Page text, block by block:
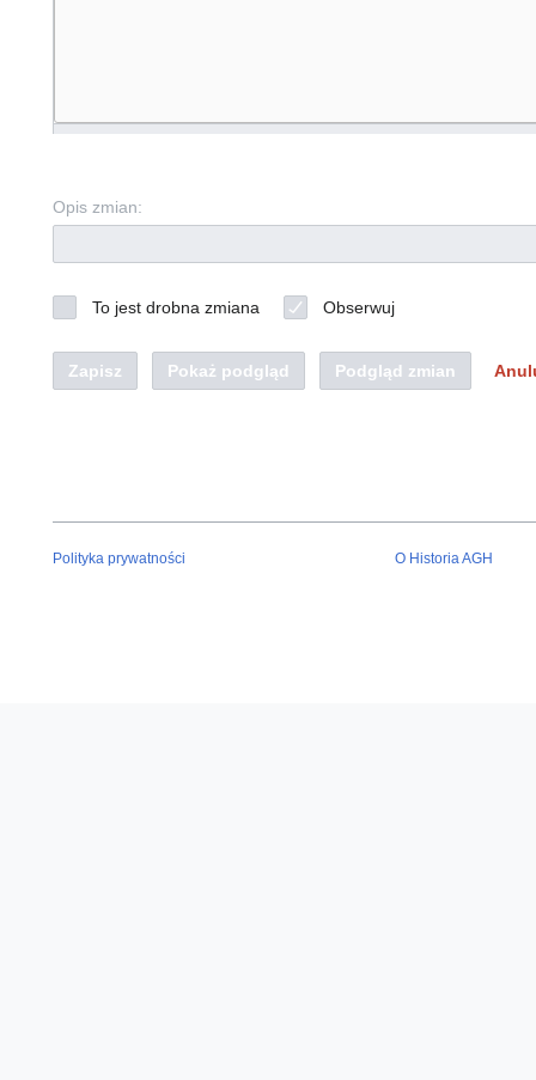
Opis zmian:
To jest drobna zmiana Obserwuj
Zapisz Pokaż podgląd Podgląd zmian
Polityka prywatności O Historia AGH